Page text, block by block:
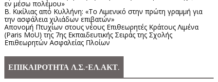
εν μέσω πολέμου»
Β. Κικίλιας από Κυλλήνη: «Το Λιμενικό στην πρώτη γραμμή για
την ασφάλεια χιλιάδων επιβατών»
Απονομή Πτυχίων στους νέους Επιθεωρητές Κράτους Λιμένα
(Paris MoU) της 7ης Εκπαιδευτικής Σειράς της Σχολής
Επιθεωρητών Ασφαλείας Πλοίων
ΕΠΙΚΑΙΡΟΤΗΤΑ Λ.Σ.-ΕΛ.ΑΚΤ.